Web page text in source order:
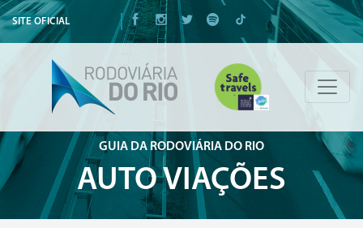
SITE OFICIAL
GUIA DA RODOVIÁRIA DO RIO
AUTO VIAÇÕES